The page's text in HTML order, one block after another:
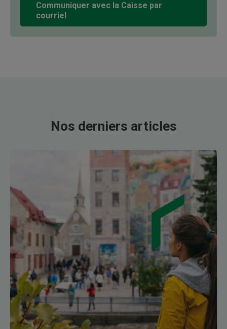
Communiquer avec la Caisse par
courriel
Nos derniers articles